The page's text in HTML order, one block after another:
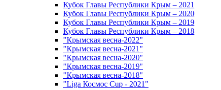
Кубок Главы Республики Крым – 2021
Кубок Главы Республики Крым – 2020
Кубок Главы Республики Крым – 2019
Кубок Главы Республики Крым – 2018
"Крымская весна-2022"
"Крымская весна-2021"
"Крымская весна-2020"
"Крымская весна-2019"
"Крымская весна-2018"
"Liga Космос Cup - 2021"